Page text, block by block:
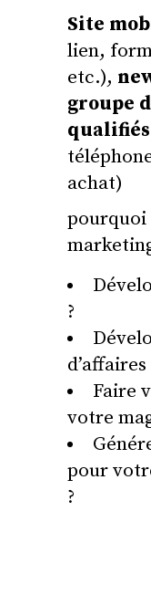
Site
lien,
etc.),
groupe
qualifiés
achat)
pourquoi
?
d’affaires
Faire
votre
pour
?